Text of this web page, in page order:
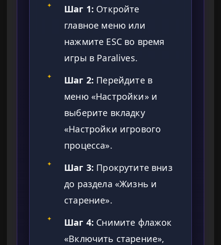
✦ Шаг 1: Откройте
главное меню или
нажмите ESC во время
игры в Paralives.
✦ Шаг 2: Перейдите в
меню «Настройки» и
выберите вкладку
«Настройки игрового
процесса».
✦ Шаг 3: Прокрутите вниз
до раздела «Жизнь и
старение».
✦ Шаг 4: Снимите флажок
«Включить старение»,